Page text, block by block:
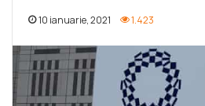
10 ianuarie, 2021 1.423